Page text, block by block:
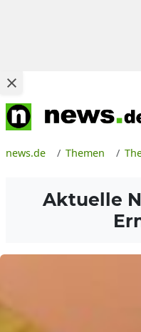
news.de Themen
Aktuelle